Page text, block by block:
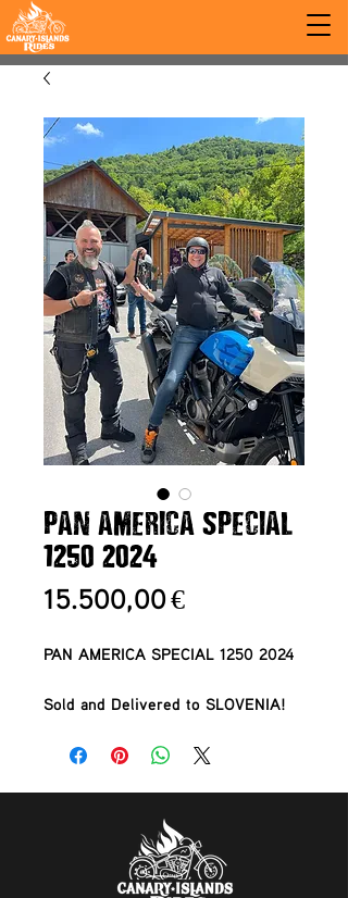
PAN AMERICA SPECIAL
1250 2024
15.500,00 €Preis
PAN AMERICA SPECIAL 1250 2024
Sold and Delivered to SLOVENIA!